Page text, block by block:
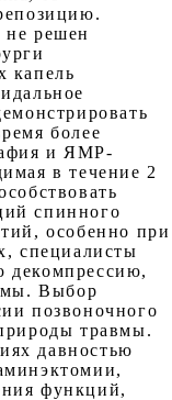
не решен
капель
более
и ЯМР-
в течение 2
спинного
особенно при
специалисты
декомпрессию,
Выбор
позвоночного
травмы.
давностью
функций,